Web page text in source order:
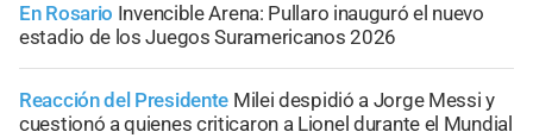
En Rosario Invencible Arena: Pullaro inauguró el nuevo
estadio de los Juegos Suramericanos 2026
Reacción del Presidente Milei despidió a Jorge Messi y
cuestionó a quienes criticaron a Lionel durante el Mundial